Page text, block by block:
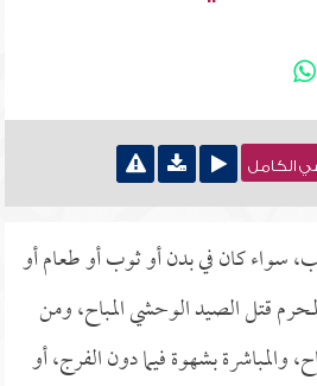
الكامل
سواء كان في بدن أو ثوب أو طعام أو
قتل الصيد الوحشي المباح، ومن
والمباشرة بشهوة فيما دون الفرج، أو